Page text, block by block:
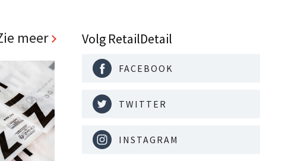
meer Volg RetailDetail
FACEBOOK
TWITTER
INSTAGRAM